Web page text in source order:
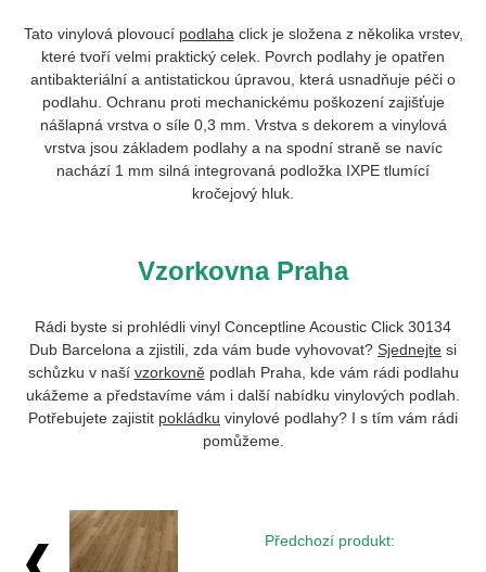
Tato vinylová plovoucí podlaha click je složena z několika vrstev,
které tvoří velmi praktický celek. Povrch podlahy je opatřen
antibakteriální a antistatickou úpravou, která usnadňuje péči o
podlahu. Ochranu proti mechanickému poškození zajišťuje
nášlapná vrstva o síle 0,3 mm. Vrstva s dekorem a vinylová
vrstva jsou základem podlahy a na spodní straně se navíc
nachází 1 mm silná integrovaná podložka IXPE tlumící
kročejový hluk.
Vzorkovna Praha
Rádi byste si prohlédli vinyl Conceptline Acoustic Click 30134
Dub Barcelona a zjistili, zda vám bude vyhovovat? Sjednejte si
schůzku v naší vzorkovně podlah Praha, kde vám rádi podlahu
ukážeme a představíme vám i další nabídku vinylových podlah.
Potřebujete zajistit pokládku vinylové podlahy? I s tím vám rádi
pomůžeme.
Předchozí produkt: